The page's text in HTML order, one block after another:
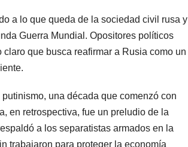
a lo que queda de la sociedad civil rusa y
Guerra Mundial. Opositores políticos
que busca reafirmar a Rusia como un
una década que comenzó con
en retrospectiva, fue un preludio de la
a los separatistas armados en la
trabajaron para proteger la economía